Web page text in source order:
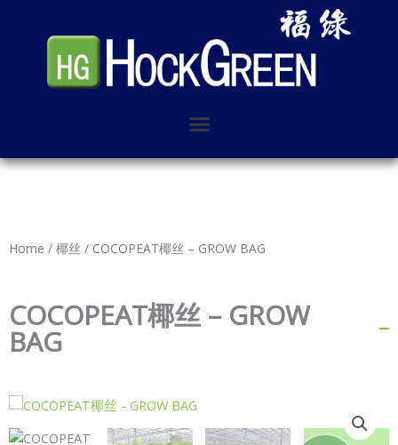
Home / 椰丝 / COCOPEAT椰丝 – GROW BAG
COCOPEAT椰丝 – GROW
BAG